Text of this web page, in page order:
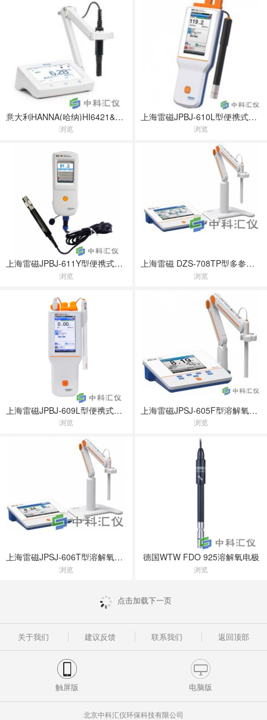
意大利HANNA(哈纳)HI6421&HI6421P新一代溶解氧台式测定仪
浏览
上海雷磁JPBJ-610L型便携式溶解氧测定仪
浏览
上海雷磁JPBJ-611Y型便携式溶解氧测定仪
浏览
上海雷磁 DZS-708TP型多参数分析仪
浏览
上海雷磁JPBJ-609L型便携式溶解氧测定仪
浏览
上海雷磁JPSJ-605F型溶解氧测定仪
浏览
上海雷磁JPSJ-606T型溶解氧测定仪
浏览
德国WTW FDO 925溶解氧电极
浏览
点击加载下一页
关于我们 建议反馈 联系我们 返回顶部
触屏版 电脑版
北京中科汇仪环保科技有限公司